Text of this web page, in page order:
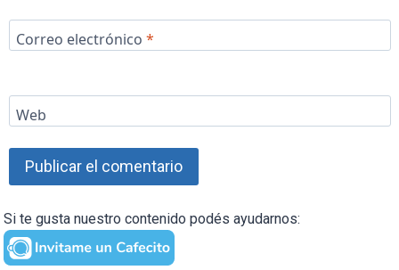
Correo electrónico *
Web
Si te gusta nuestro contenido podés ayudarnos: